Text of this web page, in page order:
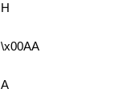
H
\x00AA
A